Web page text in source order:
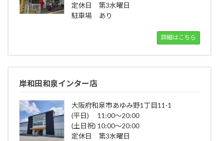
定休日 第3水曜日
駐車場 あり
詳細はこちら
岸和田和泉インター店
大阪府和泉市あゆみ野1丁目11-1
(平日) 11:00～20:00
(土日祝) 10:00～20:00
定休日 第3水曜日